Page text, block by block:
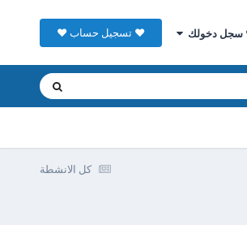
♥ سجل دخولك ♥ تسجيل حساب ♥
كل الانشطة